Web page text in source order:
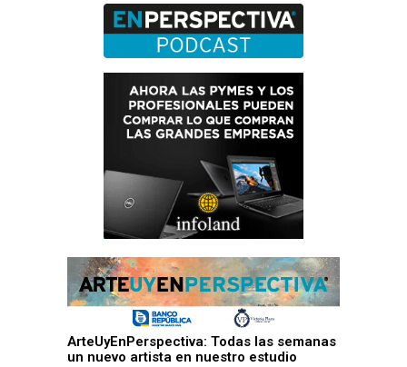
ArteUyEnPerspectiva: Todas las semanas
un nuevo artista en nuestro estudio